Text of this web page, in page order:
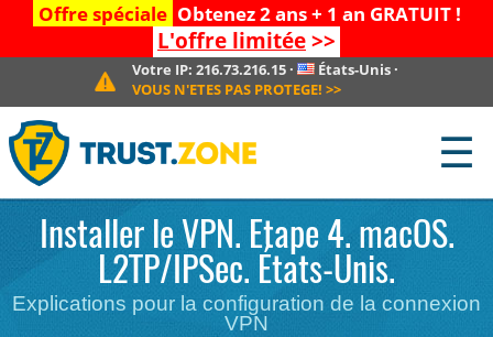
Offre spéciale Obtenez 2 ans + 1 an GRATUIT !
L'offre limitée>>
Votre IP:216.73.216.15 · États-Unis·
VOUS N'ETES PAS PROTEGE! >>
☰
Installer le VPN. Etape 4. macOS.
L2TP/IPSec. États-Unis.
Explications pour la configuration de la connexion
VPN